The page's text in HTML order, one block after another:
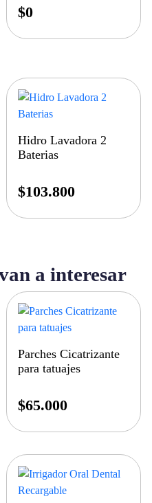
$0
Hidro Lavadora 2
Baterias
$103.800
a interesar
Parches Cicatrizante
para tatuajes
$65.000